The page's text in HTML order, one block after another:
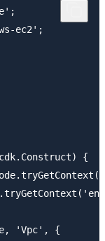
ec2';
{
'Vpc', {